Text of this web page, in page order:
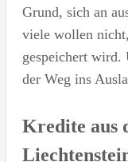
Grund, sich an
viele wollen
gespeichert wird.
der Weg ins
Kredite aus